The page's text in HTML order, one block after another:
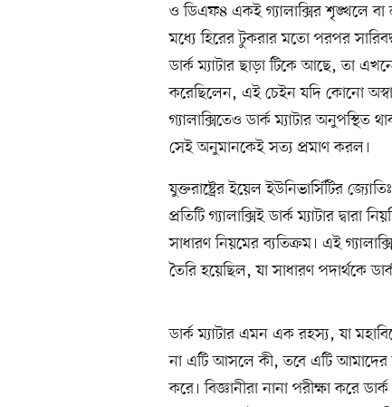
ও ডিএফ৪ একই গ্যালাক্সির শৃঙ্খলে বা
মধ্যে হিরের টুকরার মতো পরপর
ডার্ক ম্যাটার ছাড়া টিকে আছে, তা
করেছিলেন, এই চেইন যদি কোনো
গ্যালাক্সিতেও ডার্ক ম্যাটার অনুপস্থিত
সেই অনুমানকেই সত্য প্রমাণ করল।
যুক্তরাষ্ট্রের ইয়েল ইউনিভার্সিটির
প্রতিটি গ্যালাক্সিই ডার্ক ম্যাটার
সাধারণ নিয়মের ব্যতিক্রম। এই
তৈরি হয়েছিল, যা সাধারণ পদার্থকে
ডার্ক ম্যাটার এমন এক রহস্য, যা
না এটি আসলে কী, তবে এটি আমাদের
করে। বিজ্ঞানীরা নানা পরীক্ষা করে